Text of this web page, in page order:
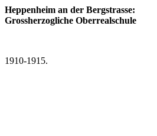
Heppenheim an der Bergstrasse:
Grossherzogliche Oberrealschule
1910-1915.